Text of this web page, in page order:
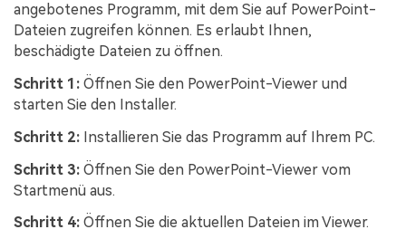
angebotenes Programm, mit dem Sie auf PowerPoint-
Dateien zugreifen können. Es erlaubt Ihnen,
beschädigte Dateien zu öffnen.
Schritt 1: Öffnen Sie den PowerPoint-Viewer und
starten Sie den Installer.
Schritt 2: Installieren Sie das Programm auf Ihrem PC.
Schritt 3: Öffnen Sie den PowerPoint-Viewer vom
Startmenü aus.
Schritt 4: Öffnen Sie die aktuellen Dateien im Viewer.